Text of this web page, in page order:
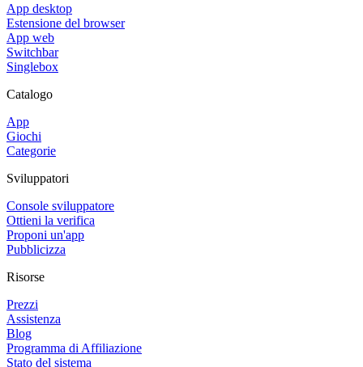
App desktop
Estensione del browser
App web
Switchbar
Singlebox
Catalogo
App
Giochi
Categorie
Sviluppatori
Console sviluppatore
Ottieni la verifica
Proponi un'app
Pubblicizza
Risorse
Prezzi
Assistenza
Blog
Programma di Affiliazione
Stato del sistema